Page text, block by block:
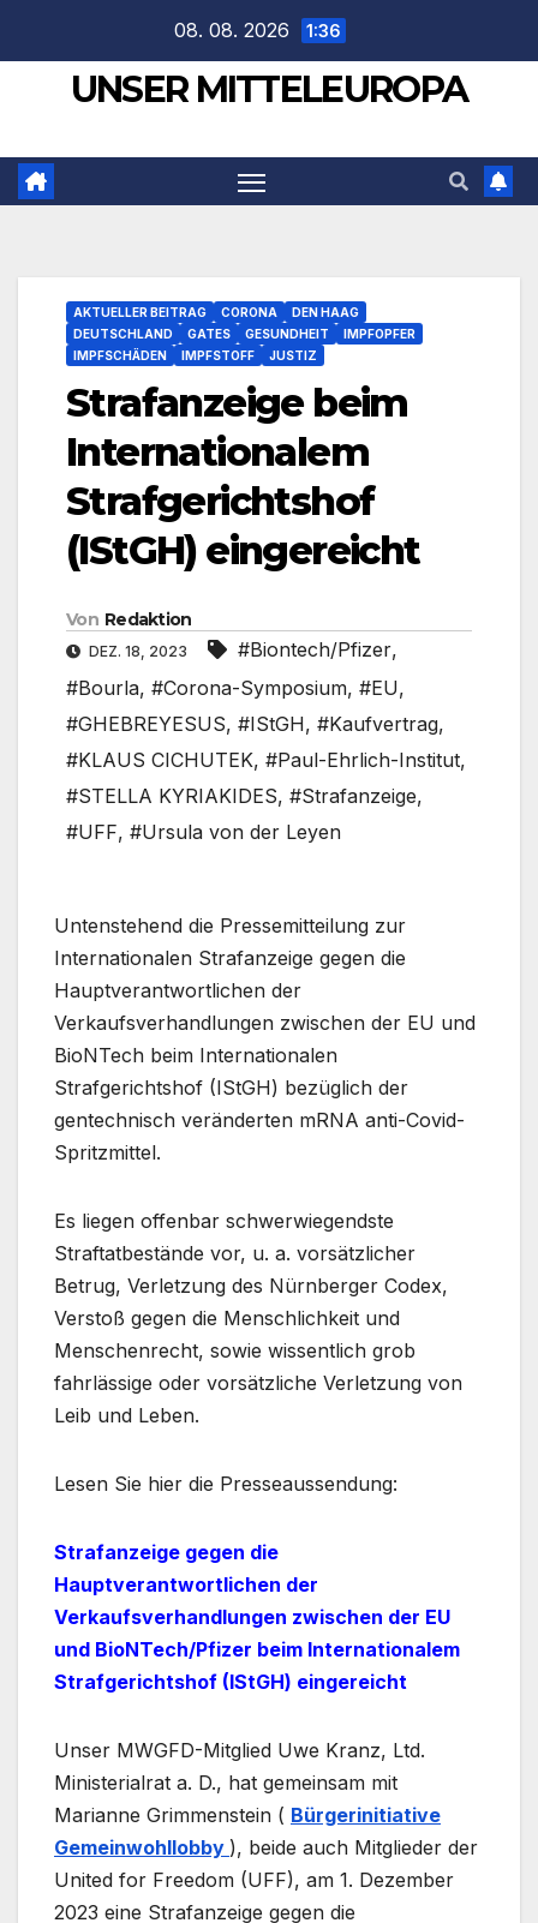
springen
08. 08. 2026 1:36
UNSER MITTELEUROPA
AKTUELLER BEITRAG CORONA
DEN HAAG
DEUTSCHLAND
GATES GESUNDHEIT
IMPFOPFER
IMPFSCHÄDEN
IMPFSTOFF JUSTIZ
Strafanzeige beim
Internationalem
Strafgerichtshof
(IStGH) eingereicht
Von Redaktion
DEZ. 18, 2023 #Biontech/Pfizer,
#Bourla, #Corona-Symposium, #EU,
#GHEBREYESUS, #IStGH, #Kaufvertrag,
#KLAUS CICHUTEK, #Paul-Ehrlich-Institut,
#STELLA KYRIAKIDES, #Strafanzeige,
#UFF, #Ursula von der Leyen
Untenstehend die Pressemitteilung zur
Internationalen Strafanzeige gegen die
Hauptverantwortlichen der
Verkaufsverhandlungen zwischen der EU und
BioNTech beim Internationalen
Strafgerichtshof (IStGH) bezüglich der
gentechnisch veränderten mRNA anti-Covid-
Spritzmittel.
Es liegen offenbar schwerwiegendste
Straftatbestände vor, u. a. vorsätzlicher
Betrug, Verletzung des Nürnberger Codex,
Verstoß gegen die Menschlichkeit und
Menschenrecht, sowie wissentlich grob
fahrlässige oder vorsätzliche Verletzung von
Leib und Leben.
Lesen Sie hier die Presseaussendung:
Strafanzeige gegen die
Hauptverantwortlichen der
Verkaufsverhandlungen zwischen der EU
und BioNTech/Pfizer beim Internationalem
Strafgerichtshof (IStGH) eingereicht
Unser MWGFD-Mitglied Uwe Kranz, Ltd.
Ministerialrat a. D., hat gemeinsam mit
Marianne Grimmenstein ( Bürgerinitiative
Gemeinwohllobby ), beide auch Mitglieder der
United for Freedom (UFF), am 1. Dezember
2023 eine Strafanzeige gegen die